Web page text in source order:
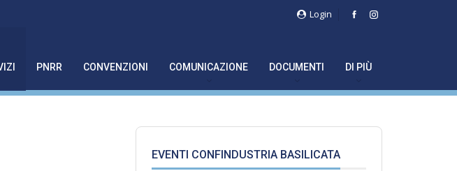
Login
PNRR CONVENZIONI COMUNICAZIONE DOCUMENTI DI PIÙ
EVENTI CONFINDUSTRIA BASILICATA